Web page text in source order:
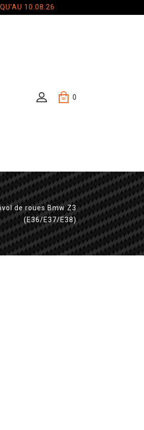
10.08.26
0
de roues Bmw Z3
(E36/E37/E38)